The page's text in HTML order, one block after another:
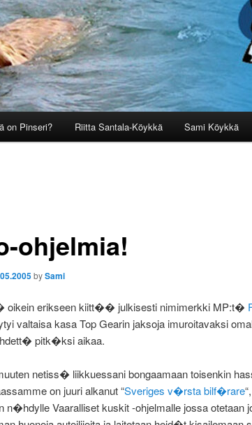
on Pinseri? Riitta Santala-Köykkä Sami Köykkä
ohjelmia!
bySami
erikseen kiitt�� julkisesti nimimerkki MP:t�
valtaisa kasa Top Gearin jaksoja imuroitavaksi
pitk�ksi aikaa.
netiss� liikkuessani bongaamaan toisenkin
on juuri alkanut “Sveriges v�rsta bilf�rare
Vaaralliset kuskit -ohjelmalle jossa otetaan